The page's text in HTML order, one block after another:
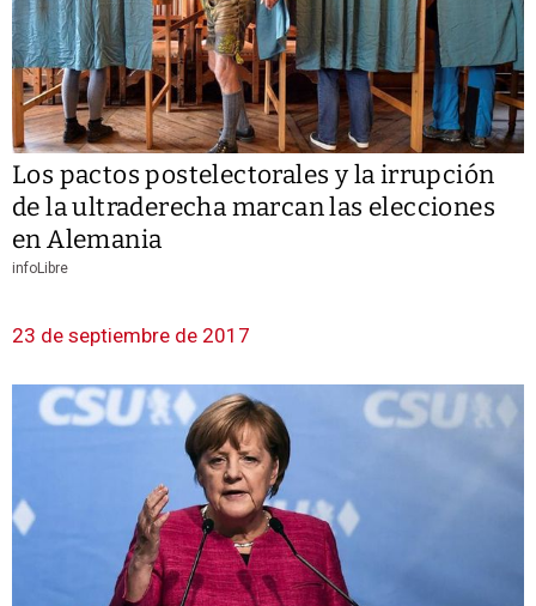
Los pactos postelectorales y la irrupción
de la ultraderecha marcan las elecciones
en Alemania
infoLibre
23 de septiembre de 2017